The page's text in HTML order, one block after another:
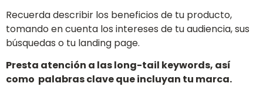
Recuerda describir los beneficios de tu producto,
tomando en cuenta los intereses de tu audiencia, sus
búsquedas o tu landing page.
Presta atención a las long-tail keywords, así
como palabras clave que incluyan tu marca.